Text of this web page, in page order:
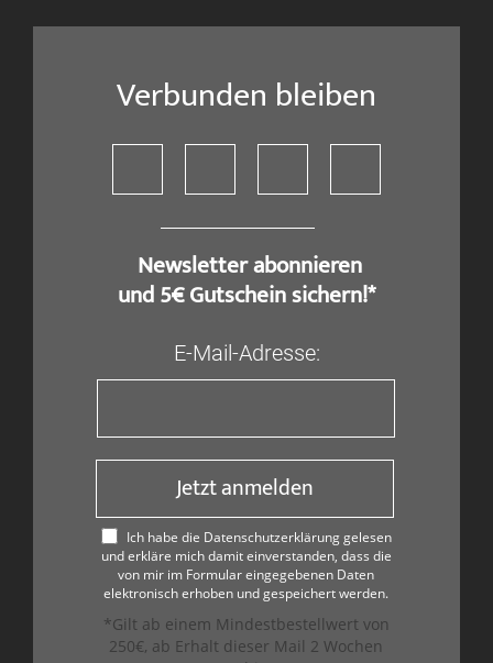
Verbunden bleiben
​ Newsletter abonnieren
und 5€ Gutschein sichern!*
E-Mail-Adresse:
Jetzt anmelden
Ich habe die Datenschutzerklärung gelesen
und erkläre mich damit einverstanden, dass die
von mir im Formular eingegebenen Daten
elektronisch erhoben und gespeichert werden.
*Gilt ab einem Mindestbestellwert von
250€, ab Erhalt dieser Mail 2 Wochen